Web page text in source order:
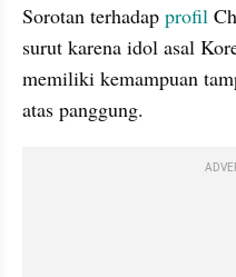
Sorotan terhadap profil
surut karena idol asal
memiliki kemampuan
atas panggung.